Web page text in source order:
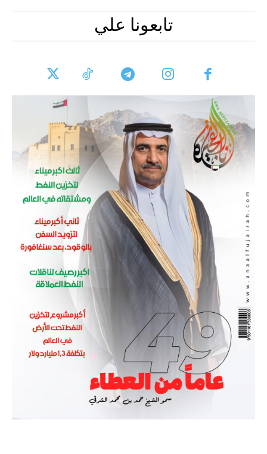
تابعونا علي